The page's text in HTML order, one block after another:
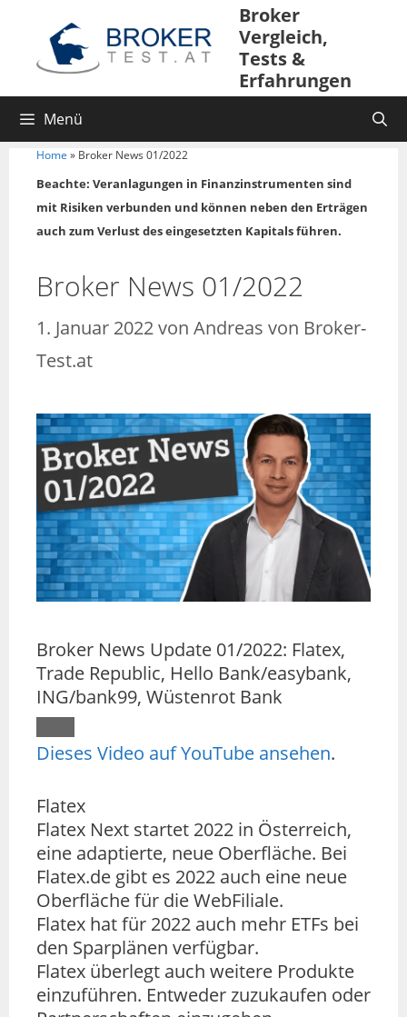
Broker
Vergleich,
Tests &
Erfahrungen
Menü
Home » Broker News 01/2022
Beachte: Veranlagungen in Finanzinstrumenten sind
mit Risiken verbunden und können neben den Erträgen
auch zum Verlust des eingesetzten Kapitals führen.
Broker News 01/2022
1. Januar 2022von Andreas von Broker-
Test.at
Broker News Update 01/2022: Flatex,
Trade Republic, Hello Bank/easybank,
ING/bank99, Wüstenrot Bank
Dieses Video auf YouTube ansehen.
Flatex
Flatex Next startet 2022 in Österreich,
eine adaptierte, neue Oberfläche. Bei
Flatex.de gibt es 2022 auch eine neue
Oberfläche für die WebFiliale.
Flatex hat für 2022 auch mehr ETFs bei
den Sparplänen verfügbar.
Flatex überlegt auch weitere Produkte
einzuführen. Entweder zuzukaufen oder